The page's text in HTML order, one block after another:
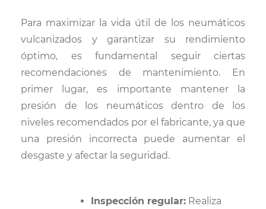
Para maximizar la vida útil de los neumáticos
vulcanizados y garantizar su rendimiento
óptimo, es fundamental seguir ciertas
recomendaciones de mantenimiento. En
primer lugar, es importante mantener la
presión de los neumáticos dentro de los
niveles recomendados por el fabricante, ya que
una presión incorrecta puede aumentar el
desgaste y afectar la seguridad.
Inspección regular: Realiza